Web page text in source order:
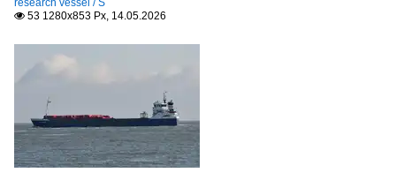
research vessel / S
 53 1280x853 Px, 14.05.2026